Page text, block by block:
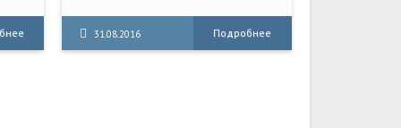
глобального зомби-
постапокалипсиса! Путешествуй на
31.08.2016 Подробнее